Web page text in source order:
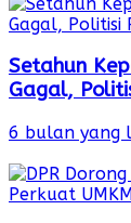
Setahun
Gagal,
6 bulan yang